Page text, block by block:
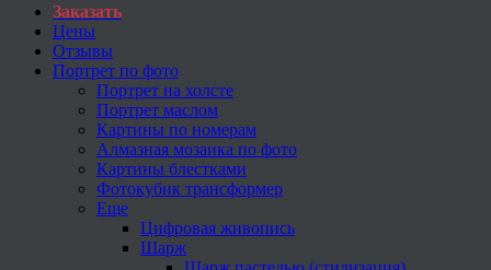
Заказать
Цены
Отзывы
Портрет по фото
Портрет на холсте
Портрет маслом
Картины по номерам
Алмазная мозаика по фото
Картины блестками
Фотокубик трансформер
Еще
Цифровая живопись
Шарж